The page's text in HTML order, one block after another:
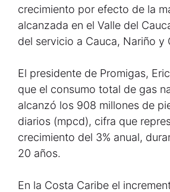
crecimiento por efecto de la
alcanzada en el Valle del
del servicio a Cauca, Nariño y
El presidente de Promigas,
que el consumo total de gas
alcanzó los 908 millones de
diarios (mpcd), cifra que
crecimiento del 3% anual,
20 años.
En la Costa Caribe el